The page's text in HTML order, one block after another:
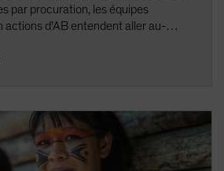
par procuration, les équipes
actions d'AB entendent aller au-
d'engagement sur les questions